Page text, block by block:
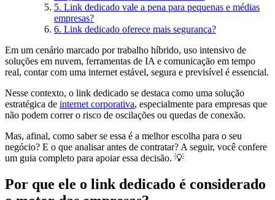
5. Link dedicado vale a pena para pequenas e médias
empresas?
6. Link dedicado oferece mais segurança?
Em um cenário marcado por trabalho híbrido, uso intensivo de
soluções em nuvem, ferramentas de IA e comunicação em tempo
real, contar com uma internet estável, segura e previsível é essencial.
Nesse contexto, o link dedicado se destaca como uma solução
estratégica de internet corporativa, especialmente para empresas que
não podem correr o risco de oscilações ou quedas de conexão.
Mas, afinal, como saber se essa é a melhor escolha para o seu
negócio? E o que analisar antes de contratar? A seguir, você confere
um guia completo para apoiar essa decisão. 💡
Por que ele o link dedicado é considerado